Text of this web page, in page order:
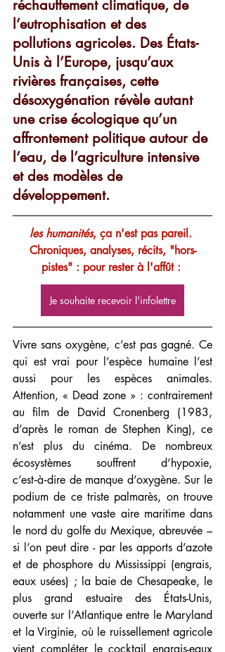
réchauffement climatique, de
l’eutrophisation et des
pollutions agricoles. Des États-
Unis à l’Europe, jusqu’aux
rivières françaises, cette
désoxygénation révèle autant
une crise écologique qu’un
affrontement politique autour de
l’eau, de l’agriculture intensive
et des modèles de
développement.
les humanités, ça n'est pas pareil.
Chroniques, analyses, récits, "hors-
pistes" : pour rester à l'affût :
Je souhaite recevoir l'infolettre
Vivre sans oxygène, c’est pas gagné. Ce
qui est vrai pour l’espèce humaine l’est
aussi pour les espèces animales.
Attention, « Dead zone » : contrairement
au film de David Cronenberg (1983,
d’après le roman de Stephen King), ce
n’est plus du cinéma. De nombreux
écosystèmes souffrent d’hypoxie,
c’est‑à‑dire de manque d’oxygène. Sur le
podium de ce triste palmarès, on trouve
notamment une vaste aire maritime dans
le nord du golfe du Mexique, abreuvée –
si l’on peut dire - par les apports d’azote
et de phosphore du Mississippi (engrais,
eaux usées) ; la baie de Chesapeake, le
plus grand estuaire des États-Unis,
ouverte sur l’Atlantique entre le Maryland
et la Virginie, où le ruissellement agricole
vient compléter le cocktail engrais-eaux